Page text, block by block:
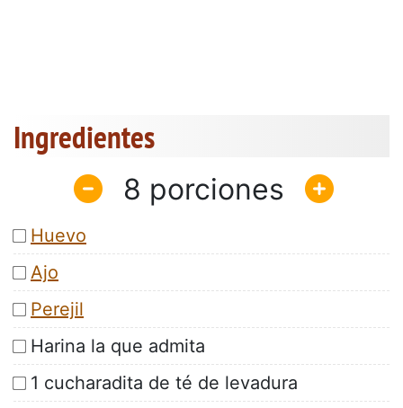
Ingredientes
8
Huevo
Ajo
Perejil
Harina la que admita
1 cucharadita de té de levadura